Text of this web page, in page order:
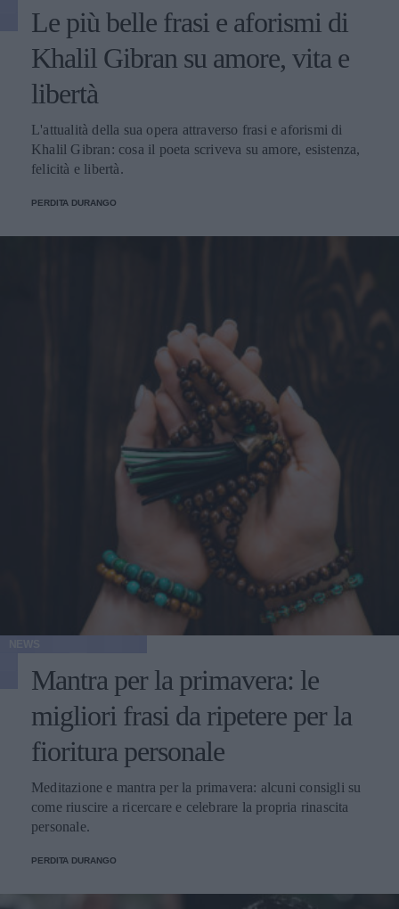
Le più belle frasi e aforismi di
Khalil Gibran su amore, vita e
libertà
L'attualità della sua opera attraverso frasi e aforismi di
Khalil Gibran: cosa il poeta scriveva su amore, esistenza,
felicità e libertà.
PERDITA DURANGO
Mantra per la primavera: le
migliori frasi da ripetere per la
fioritura personale
Meditazione e mantra per la primavera: alcuni consigli su
come riuscire a ricercare e celebrare la propria rinascita
personale.
PERDITA DURANGO